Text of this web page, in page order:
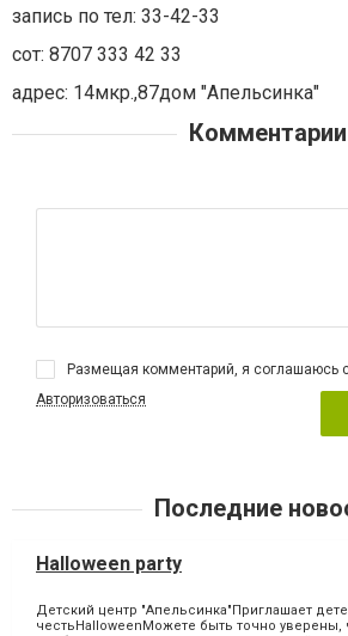
запись по тел: 33-42-33
сот: 8707 333 42 33
адрес: 14мкр.,87дом "Апельсинка"
Комментарии
Размещая комментарий, я соглашаюсь
Авторизоваться
Последние
Halloween party
Детский центр "Апельсинка"Приглашает
честьHalloweenМожете быть точно уверены,